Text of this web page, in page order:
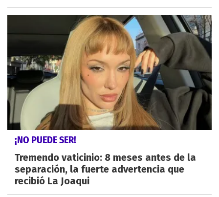
¡NO PUEDE SER!
Tremendo vaticinio: 8 meses antes de la
separación, la fuerte advertencia que
recibió La Joaqui